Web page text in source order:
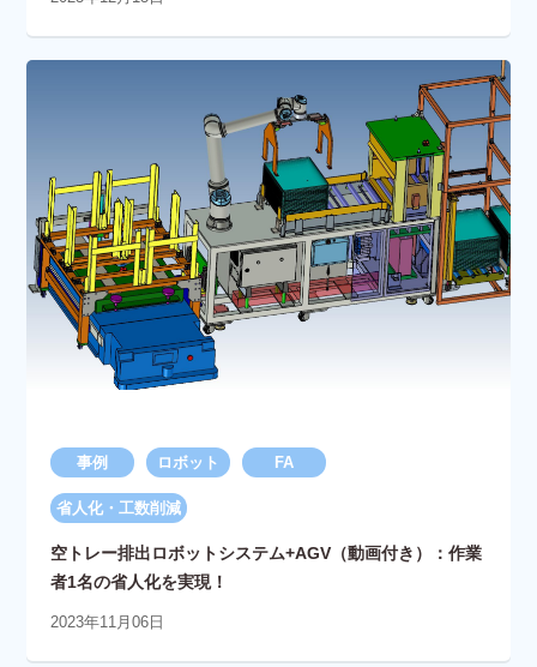
事例 ロボット FA
省人化・工数削減
空トレー排出ロボットシステム+AGV（動画付き）：作業
者1名の省人化を実現！
2023年11月06日